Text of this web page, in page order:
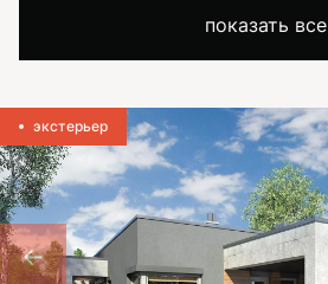
показать все
экстерьер